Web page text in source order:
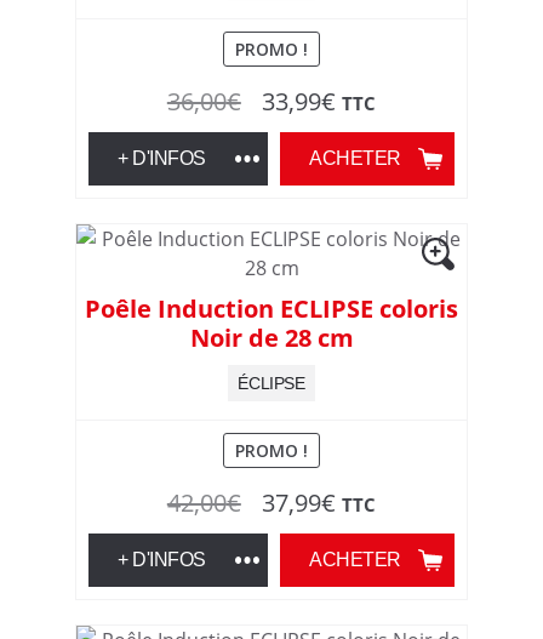
PROMO !
36,00€
Le
prix
initial
36,00€.
33,99€ Le
prix
actuel
33,99€.
TTC
ACHETER
+ D'INFOS
Poêle Induction ECLIPSE coloris
Noir de 28 cm
ÉCLIPSE
PROMO !
42,00€
Le
prix
initial
37,99€ Le
prix
actuel
TTC
ACHETER
+ D'INFOS